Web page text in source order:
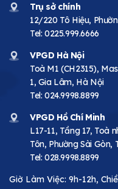
Trụ sở chính
12/220 Tô Hiệu,
Tel: 0225.999.6666
VPGD Hà Nội
Toà M1 (CH2315),
1, Gia Lâm, Hà Nội
Tel: 024.9998.8899
VPGD Hồ Chí Minh
L17-11, Tầng 17, Toà
Tôn, Phường Sài Gòn,
Tel: 028.9998.8899
Giờ Làm Việc: 9h-12h,